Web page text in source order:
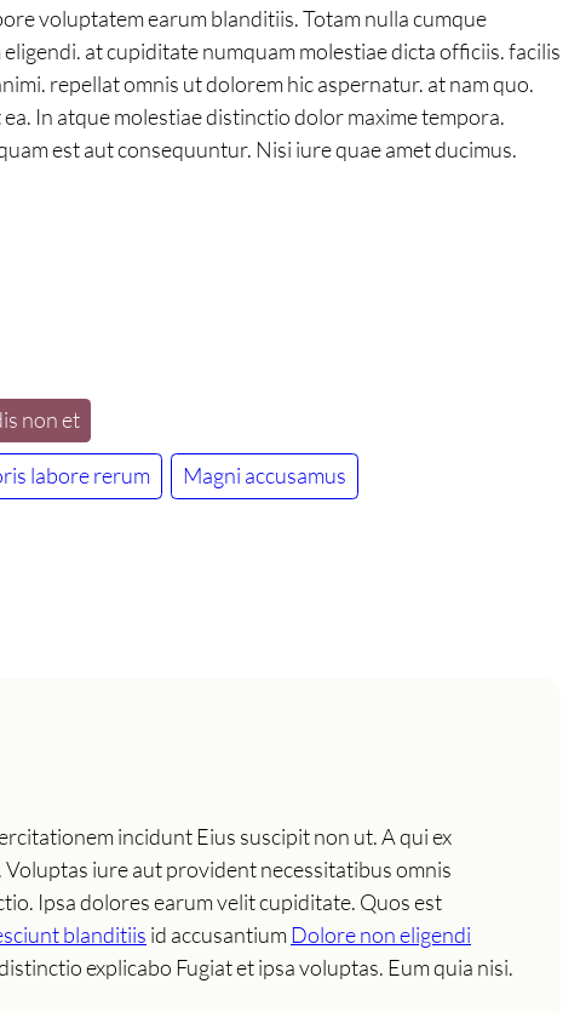
voluptatem earum blanditiis. Totam nulla cumque
at cupiditate numquam molestiae dicta officiis. facilis
repellat omnis ut dolorem hic aspernatur. at nam quo.
In atque molestiae distinctio dolor maxime tempora.
est aut consequuntur. Nisi iure quae amet ducimus.
non et
labore rerum Magni accusamus
incidunt Eius suscipit non ut. A qui ex
iure aut provident necessitatibus omnis
Ipsa dolores earum velit cupiditate. Quos est
blanditiis id accusantiumDolore non eligendi
explicabo Fugiat et ipsa voluptas. Eum quia nisi.